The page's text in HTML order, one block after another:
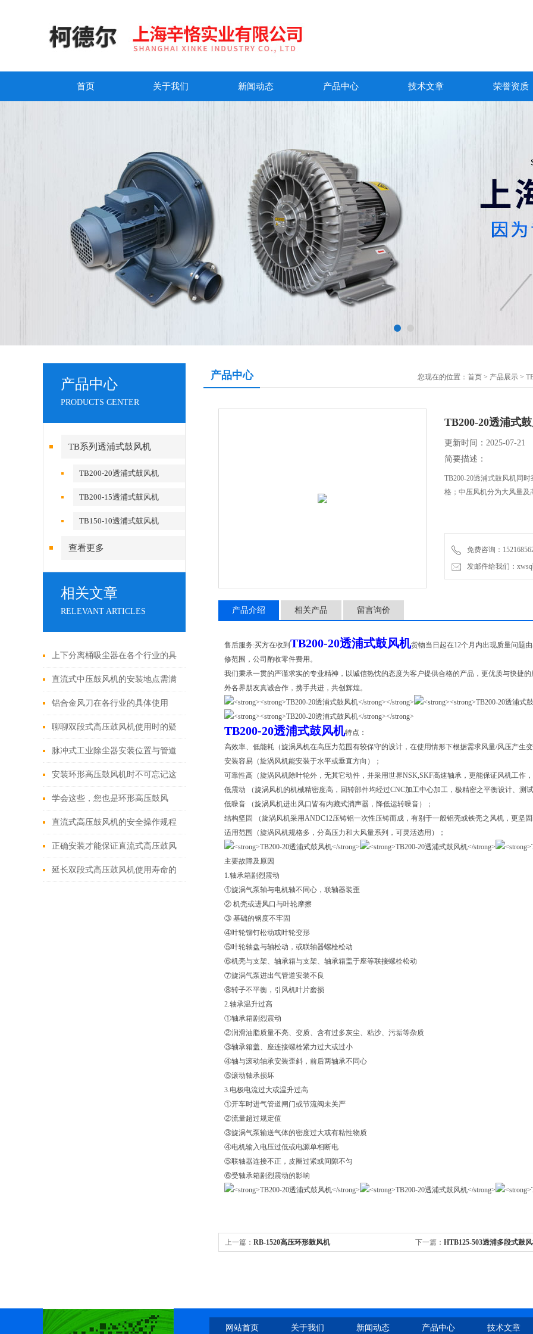
首页 关于我们 新闻动态 产品中心 技术文章 荣誉资质
产品中心
PRODUCTS CENTER
TB系列透浦式鼓风机
TB200-20透浦式鼓风机
TB200-15透浦式鼓风机
TB150-10透浦式鼓风机
查看更多
相关文章
RELEVANT ARTICLES
上下分离桶吸尘器在各个行业的具
体应用
直流式中压鼓风机的安装地点需满
足哪些条件？
铝合金风刀在各行业的具体使用
聊聊双段式高压鼓风机使用时的疑
难杂症
脉冲式工业除尘器安装位置与管道
布局对系统阻力的影响
安装环形高压鼓风机时不可忘记这
些要点！
学会这些，您也是环形高压鼓风
机“维修员”
直流式高压鼓风机的安全操作规程
正确安装才能保证直流式高压鼓风
机的正常运行
延长双段式高压鼓风机使用寿命的
产品中心 您现在的位置： 首页 > 产品展示 >
TB200-20透浦式
更新时间：2025-07-21
简要描述：
TB200-20透浦式鼓风机同
格；中压风机分为大风量及
免费咨询：
发邮件给我们：
产品介绍 相关产品 留言询价
售后服务:买方在收到 TB200-20透浦式鼓风机货物当日起在12个月内出现质量问题
修范围，公司酌收零件费用。
我们秉承一贯的严谨求实的专业精神，以诚信热忱的态度为客户提供合格的产品，更优质与快捷
外各界朋友真诚合作，携手共进，共创辉煌。
TB200-20透浦式鼓风机特点：
高效率、低能耗（旋涡风机在高压力范围有较保守的设计，在使用情形下根据需求风量/风压产生
安装容易（旋涡风机能安装于水平或垂直方向）；
可靠性高（旋涡风机除叶轮外，无其它动件，并采用世界NSK,SKF高速轴承，更能保证风机工作
低震动 （旋涡风机的机械精密度高，回转部件均经过CNC加工中心加工，极精密之平衡设计、测
低噪音 （旋涡风机进出风口皆有内藏式消声器，降低运转噪音）；
结构坚固 （旋涡风机采用ANDC12压铸铝一次性压铸而成，有别于一般铝壳或铁壳之风机，更坚固
适用范围（旋涡风机规格多，分高压力和大风量系列，可灵活选用）；
主要故障及原因
1.轴承箱剧烈震动
①旋涡气泵轴与电机轴不同心，联轴器装歪
② 机壳或进风口与叶轮摩擦
③ 基础的钢度不牢固
④叶轮铆钉松动或叶轮变形
⑤叶轮轴盘与轴松动，或联轴器螺栓松动
⑥机壳与支架、轴承箱与支架、轴承箱盖于座等联接螺栓松动
⑦旋涡气泵进出气管道安装不良
⑧转子不平衡，引风机叶片磨损
2.轴承温升过高
①轴承箱剧烈震动
②润滑油脂质量不亮、变质、含有过多灰尘、粘沙、污垢等杂质
③轴承箱盖、座连接螺栓紧力过大或过小
④轴与滚动轴承安装歪斜，前后两轴承不同心
⑤滚动轴承损坏
3.电极电流过大或温升过高
①开车时进气管道闸门或节流阀未关严
②流量超过规定值
③旋涡气泵输送气体的密度过大或有粘性物质
④电机输入电压过低或电源单相断电
⑤联轴器连接不正，皮圈过紧或间隙不匀
⑥受轴承箱剧烈震动的影响
上一篇： RB-1520高压环形鼓风机 下一篇： HTB125-503透浦多段式鼓
网站首页 关于我们 新闻动态 产品中心 技术文章